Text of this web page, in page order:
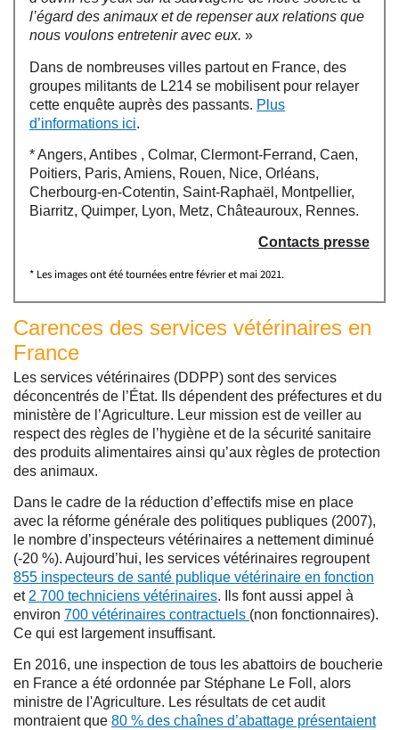
l’égard des animaux et de repenser aux relations que
nous voulons entretenir avec eux. »
Dans de nombreuses villes partout en France, des
groupes militants de L214 se mobilisent pour relayer
cette enquête auprès des passants. Plus
d’informations ici.
* Angers, Antibes , Colmar, Clermont-Ferrand, Caen,
Poitiers, Paris, Amiens, Rouen, Nice, Orléans,
Cherbourg-en-Cotentin, Saint-Raphaël, Montpellier,
Biarritz, Quimper, Lyon, Metz, Châteauroux, Rennes.
Contacts presse
* Les images ont été tournées entre février et mai 2021.
Carences des services vétérinaires en
France
Les services vétérinaires (DDPP) sont des services
déconcentrés de l’État. Ils dépendent des préfectures et du
ministère de l’Agriculture. Leur mission est de veiller au
respect des règles de l’hygiène et de la sécurité sanitaire
des produits alimentaires ainsi qu’aux règles de protection
des animaux.
Dans le cadre de la réduction d’effectifs mise en place
avec la réforme générale des politiques publiques (2007),
le nombre d’inspecteurs vétérinaires a nettement diminué
(-20 %). Aujourd’hui, les services vétérinaires regroupent
855 inspecteurs de santé publique vétérinaire en fonction
et 2 700 techniciens vétérinaires. Ils font aussi appel à
environ 700 vétérinaires contractuels (non fonctionnaires).
Ce qui est largement insuffisant.
En 2016, une inspection de tous les abattoirs de boucherie
en France a été ordonnée par Stéphane Le Foll, alors
ministre de l'Agriculture. Les résultats de cet audit
montraient que 80 % des chaînes d’abattage présentaient